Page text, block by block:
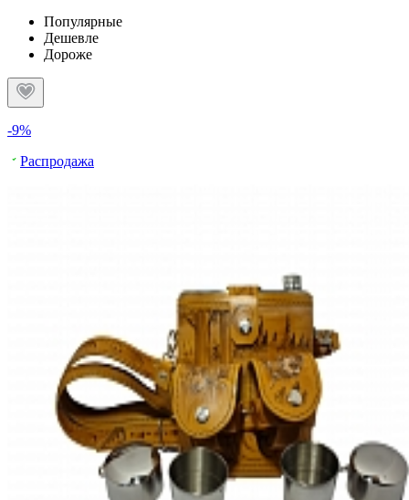
Популярные
Дешевле
Дороже
-9%
Распродажа